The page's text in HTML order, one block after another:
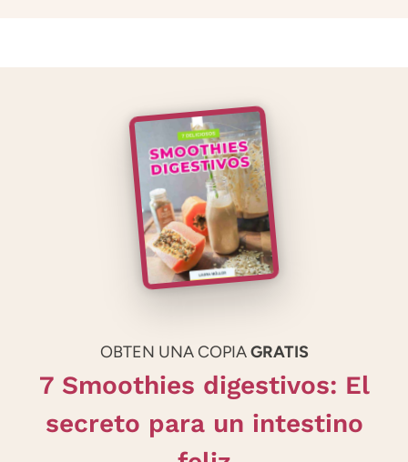
OBTEN UNA COPIAGRATIS
7 Smoothies digestivos: El
secreto para un intestino